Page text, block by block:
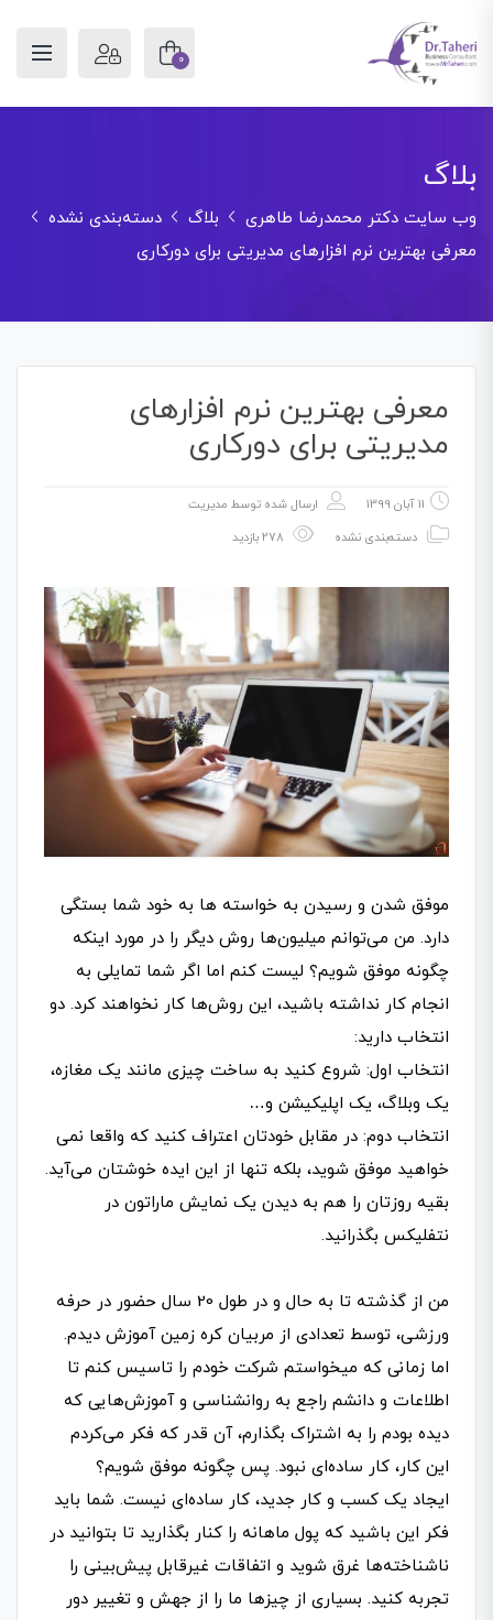
0
بلاگ
وب سایت دکتر محمدرضا طاهری بلاگ
دسته‌بندی نشده
معرفی بهترین نرم افزارهای مدیریتی برای دورکاری
معرفی بهترین نرم افزارهای
مدیریتی برای دورکاری
11 آبان 1399 ارسال شده توسط مدیریت
دسته‌بندی نشده
موفق شدن و رسیدن به خواسته‌ ها به خود شما بستگی
دارد. من می­‌توانم میلیون­‌ها روش دیگر را در مورد اینکه
چگونه موفق شویم؟ لیست کنم اما اگر شما تمایلی به
انجام کار نداشته باشید، این روش‌­ها کار نخواهند کرد. دو
انتخاب دارید:
انتخاب اول: شروع کنید به ساخت چیزی مانند یک مغازه،
یک وبلاگ، یک اپلیکیشن و…
انتخاب دوم: در مقابل خودتان اعتراف کنید که واقعا نمی­‌
خواهید موفق شوید، بلکه تنها از این ایده خوشتان می­‌آید.
بقیه روزتان را هم به دیدن یک نمایش ماراتون در
نتفلیکس بگذرانید.
من از گذشته تا به حال و در طول 20 سال حضور در حرفه
ورزشی، توسط تعدادی از مربیان کره زمین آموزش دیدم.
اما زمانی که می­خواستم شرکت خودم را تاسیس کنم تا
اطلاعات و دانشم راجع به روانشناسی و آموزش­‌هایی که
دیده بودم را به اشتراک بگذارم، آن قدر که فکر می­‌کردم
این کار، کار ساده‌­ای نبود. پس چگونه موفق شویم؟
ایجاد یک کسب­ و کار جدید، کار ساده‌­ای نیست. شما باید
فکر این باشید که پول ماهانه را کنار بگذارید تا بتوانید در
ناشناخته‌­ها غرق شوید و اتفاقات غیرقابل پیش‌­بینی را
تجربه کنید. بسیاری از چیزها ما را از جهش و تغییر دور